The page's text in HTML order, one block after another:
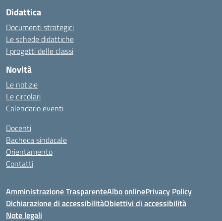
Didattica
Documenti strategici
Le schede didattiche
I progetti delle classi
Novità
Le notizie
Le circolari
Calendario eventi
Docenti
Bacheca sindacale
Orientamento
Contatti
Amministrazione TrasparenteAlbo onlinePrivacy Policy
Dichiarazione di accessibilitàObiettivi di accessibilità
Note legali